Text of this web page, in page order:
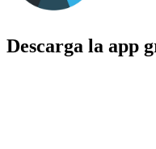
Descarga la app